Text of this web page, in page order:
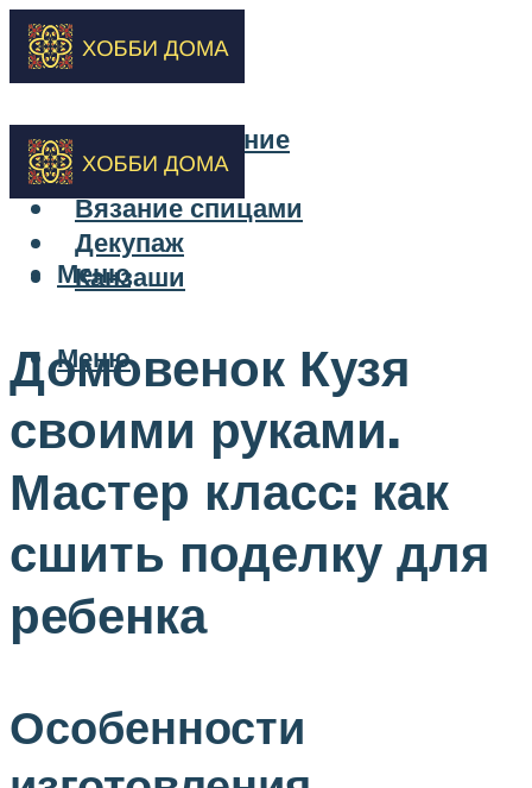
Бисероплетение
Вышивка
Вязание спицами
Декупаж
Канзаши
Меню
Меню
Домовенок Кузя
своими руками.
Мастер класс: как
сшить поделку для
ребенка
Особенности